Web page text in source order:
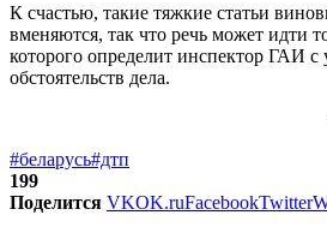
К счастью, такие тяжкие статьи
вменяются, так что речь может идти
которого определит инспектор ГАИ с
обстоятельств дела.
#беларусь#дтп
199
Поделится VKOK.ruFacebookTwitter